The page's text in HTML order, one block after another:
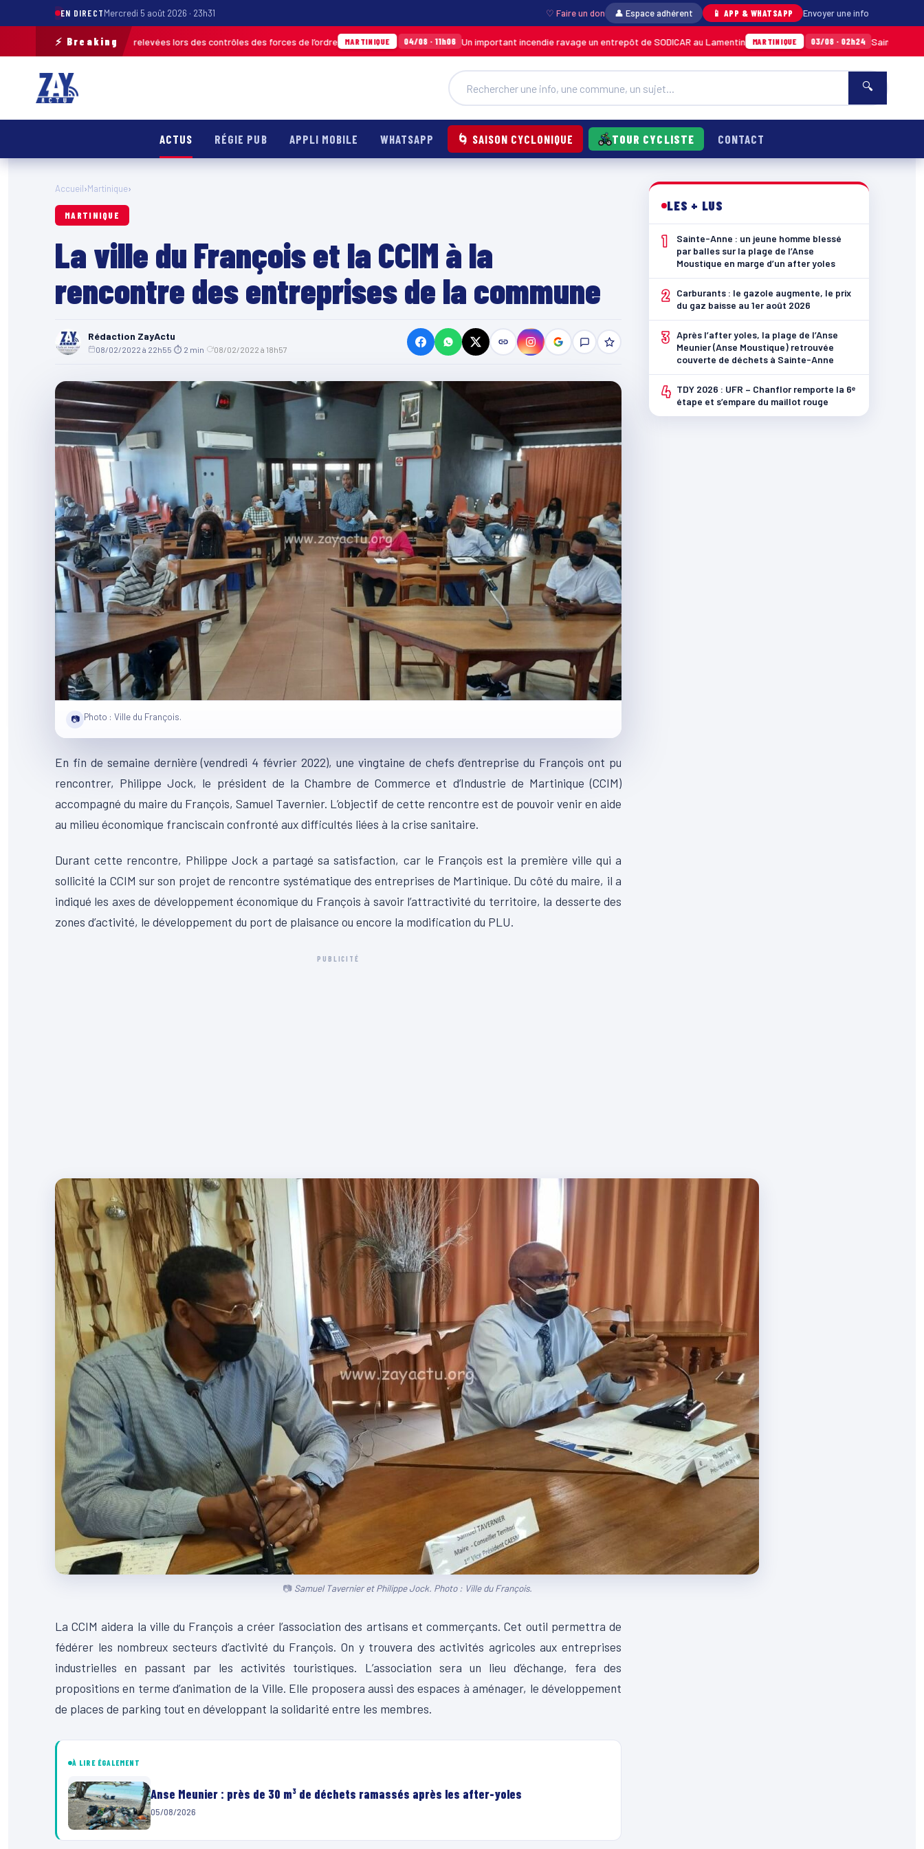
EN DIRECTMercredi 5 août 2026 · 23h31 ♡ Faire un don 👤 Espace adhérent 📱 APP & WHATSAPP Envoyer une info
⚡ Breaking
infractions relevées lors des contrôles des forces de l’ordre MARTINIQUE 04/08 · 11h06 Un important incendie ravage un entrepôt de SODICAR au Lamentin MARTINIQUE 03/08 · 02h24 Sainte-Anne : un jeune
🔍
ACTUS RÉGIE PUB APPLI MOBILE WHATSAPP 🌀 SAISON CYCLONIQUE TOUR CYCLISTE CONTACT
Accueil›Martinique›
MARTINIQUE
La ville du François et la CCIM à la
rencontre des entreprises de la commune
Rédaction ZayActu
08/02/2022 à 22h55 ⏱ 2 min 08/02/2022 à 18h57
📷 Photo : Ville du François.
En fin de semaine dernière (vendredi 4 février 2022), une vingtaine de chefs d’entreprise du François ont pu
rencontrer, Philippe Jock, le président de la Chambre de Commerce et d’Industrie de Martinique (CCIM)
accompagné du maire du François, Samuel Tavernier. L’objectif de cette rencontre est de pouvoir venir en aide
au milieu économique franciscain confronté aux difficultés liées à la crise sanitaire.
Durant cette rencontre, Philippe Jock a partagé sa satisfaction, car le François est la première ville qui a
sollicité la CCIM sur son projet de rencontre systématique des entreprises de Martinique. Du côté du maire, il a
indiqué les axes de développement économique du François à savoir l’attractivité du territoire, la desserte des
zones d’activité, le développement du port de plaisance ou encore la modification du PLU.
PUBLICITÉ
Samuel Tavernier et Philippe Jock. Photo : Ville du François.
La CCIM aidera la ville du François a créer l’association des artisans et commerçants. Cet outil permettra de
fédérer les nombreux secteurs d’activité du François. On y trouvera des activités agricoles aux entreprises
industrielles en passant par les activités touristiques. L’association sera un lieu d’échange, fera des
propositions en terme d’animation de la Ville. Elle proposera aussi des espaces à aménager, le développement
de places de parking tout en développant la solidarité entre les membres.
À LIRE ÉGALEMENT
Anse Meunier : près de 30 m³ de déchets ramassés après les after-yoles
05/08/2026
LES + LUS
1
Sainte-Anne : un jeune homme blessé
par balles sur la plage de l’Anse
Moustique en marge d’un after yoles
2
Carburants : le gazole augmente, le prix
du gaz baisse au 1er août 2026
3 Après l’after yoles, la plage de l’Anse
Meunier (Anse Moustique) retrouvée
couverte de déchets à Sainte-Anne
4 TDY 2026 : UFR – Chanflor remporte la 6ᵉ
étape et s’empare du maillot rouge